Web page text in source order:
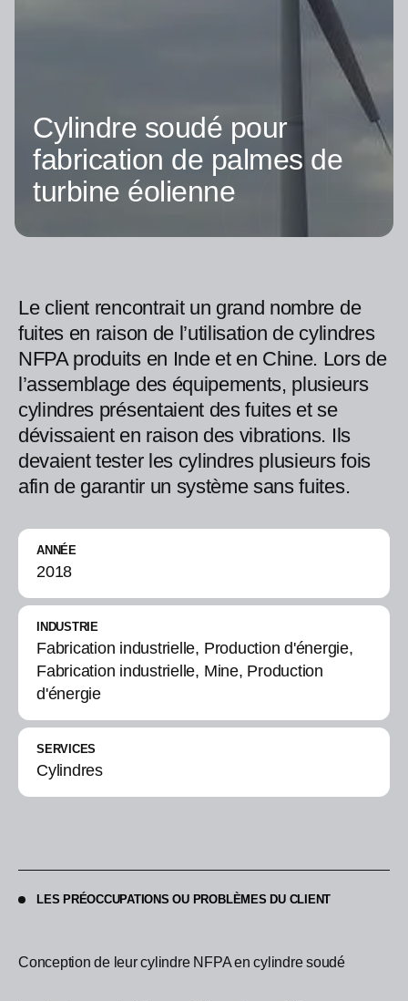
Cylindre soudé pour
fabrication de palmes de
turbine éolienne
Le client rencontrait un grand nombre de
fuites en raison de l’utilisation de cylindres
NFPA produits en Inde et en Chine. Lors de
l’assemblage des équipements, plusieurs
cylindres présentaient des fuites et se
dévissaient en raison des vibrations. Ils
devaient tester les cylindres plusieurs fois
afin de garantir un système sans fuites.
ANNÉE
2018
INDUSTRIE
Fabrication industrielle, Production d'énergie,
Fabrication industrielle, Mine, Production
d'énergie
SERVICES
Cylindres
LES PRÉOCCUPATIONS OU PROBLÈMES DU CLIENT
Conception de leur cylindre NFPA en cylindre soudé